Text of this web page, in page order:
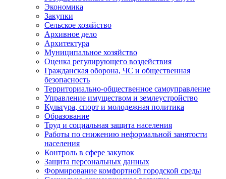
Экономика
Закупки
Сельское хозяйство
Архивное дело
Архитектура
Муниципальное хозяйство
Оценка регулирующего воздействия
Гражданская оборона, ЧС и общественная
безопасность
Территориально-общественное самоуправление
Управление имуществом и землеустройство
Культура, спорт и молодежная политика
Образование
Труд и социальная защита населения
Работы по снижению неформальной занятости
населения
Контроль в сфере закупок
Защита персональных данных
Формирование комфортной городской среды